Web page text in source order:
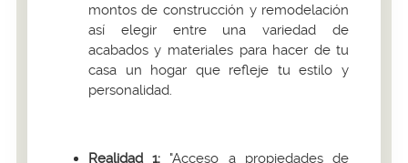
montos de construcción y remodelación
así elegir entre una variedad de
acabados y materiales para hacer de tu
casa un hogar que refleje tu estilo y
personalidad.
Realidad 1: "Acceso a propiedades de